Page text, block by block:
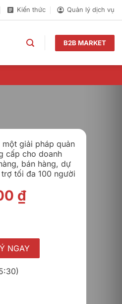
Kiến thức Quản lý dịch vụ
B2B MARKET
một giải pháp quản
cấp cho doanh
bán hàng, dự
tối đa 100 người
₫.
₫Giá
là:
119,990,000
NGAY